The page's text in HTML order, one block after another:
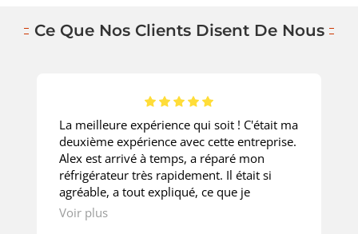
Ce Que Nos Clients Disent De Nous
La meilleure expérience qui soit ! C'était ma
deuxième expérience avec cette entreprise.
Alex est arrivé à temps, a réparé mon
réfrigérateur très rapidement. Il était si
agréable, a tout expliqué, ce que je
demandais. Le prix est super ! Merci
beaucoup!
Voir plus